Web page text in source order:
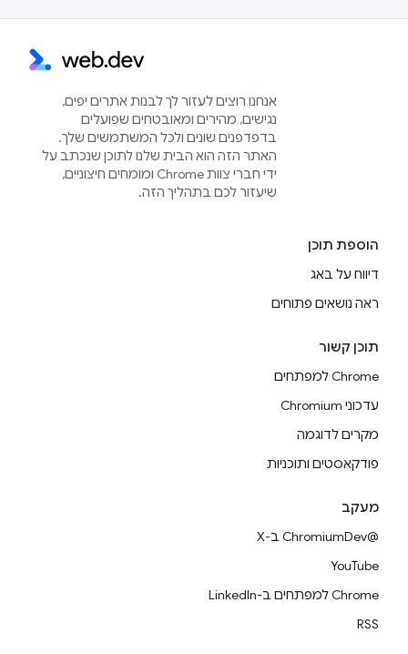
אנחנו רוצים לעזור לך לבנות אתרים יפים,
נגישים, מהירים ומאובטחים שפועלים
בדפדפנים שונים ולכל המשתמשים שלך.
האתר הזה הוא הבית שלנו לתוכן שנכתב על
ידי חברי צוות Chrome ומומחים חיצוניים,
שיעזור לכם בתהליך הזה.
הוספת תוכן
דיווח על באג
ראה נושאים פתוחים
תוכן קשור
Chrome למפתחים
עדכוני Chromium
מקרים לדוגמה
פודקאסטים ותוכניות
מעקב
@ChromiumDev ב-X
YouTube
Chrome למפתחים ב-LinkedIn
RSS